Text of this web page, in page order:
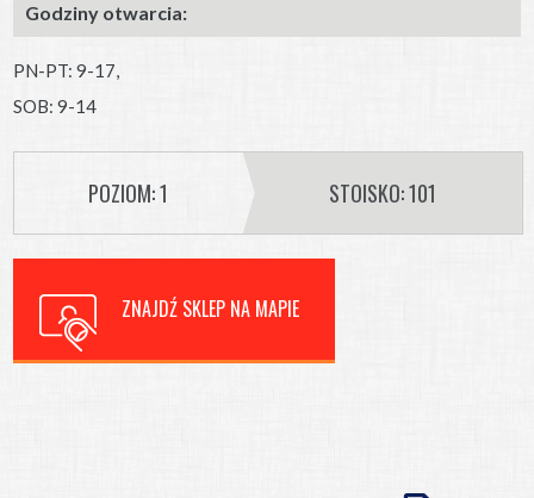
Godziny otwarcia:
PN-PT: 9-17,
SOB: 9-14
POZIOM: 1 STOISKO: 101
ZNAJDŹ SKLEP NA MAPIE